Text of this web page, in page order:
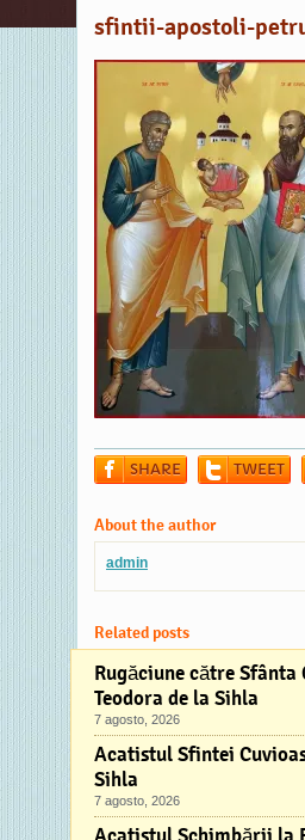
sfintii-apostoli-
SHARE TWEET
About the author
admin
Related posts
Rugăciune către Sfânta
Teodora de la Sihla
7 agosto, 2026
Acatistul Sfintei
Sihla
7 agosto, 2026